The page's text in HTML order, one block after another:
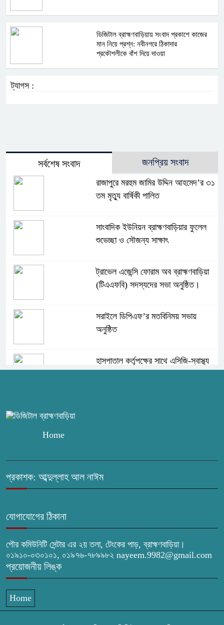
ডিজিটাল ব্রাহ্মণবাড়িয়ায় সংবাদ প্রকাশে কাজের
মান নিয়ে প্রশ্ন: নবীনগরে ঠিকাদার
প্রকৌশলীকে বাঁশ দিয়ে দাওয়া
ট্যাগস :
সর্বশেষ সংবাদ জনপ্রিয় সংবাদ
রাজাপুরে মরহুম জামির উদ্দিন আহমেদ’র ৩১
তম মৃত্যু বার্ষিকী পালিত
সাংবাদিক ইউনিয়ন ব্রাহ্মণবাড়িয়ার ফুলেল
শুভেচ্ছা ও সৌজন্য সাক্ষাৎ
ট্রাভেল এজেন্সি ফোরাম অব ব্রাহ্মণবাড়িয়া
(টিএএফবি) সদস্যদের সভা অনুষ্ঠিত।
সরাইলে ডিপিএফ’র মতবিনিময় সভায়
অনুষ্ঠিত
হাসপাতাল কর্তৃপক্ষের সাথে এসিজি-স্বাস্থ্য
মিলনমেলা’ গ্রন্থের প্রকাশনা উৎসব
সরাইলে সাংবাদিক মাসুদের বিরুদ্ধে মিথ্যা
মামলার তীব্র নিন্দা: দ্রুত প্রত্যাহারের দাবি
Home
প্রকাশক: আব্দুল্লাহ আল নাঈম
যোগাযোগের ঠিকানা
পৌর কমিউনিটি সেন্টার এর ২য় তলা, টেংকের পাড়, ব্রাহ্মণবাড়িয়া।
০১৯১০-০৩০১০১, ০১৯৭৬-৭৮৯৯৮২ nayeem.9982@gmail.com
প্রয়োজনীয় লিঙ্ক
Home